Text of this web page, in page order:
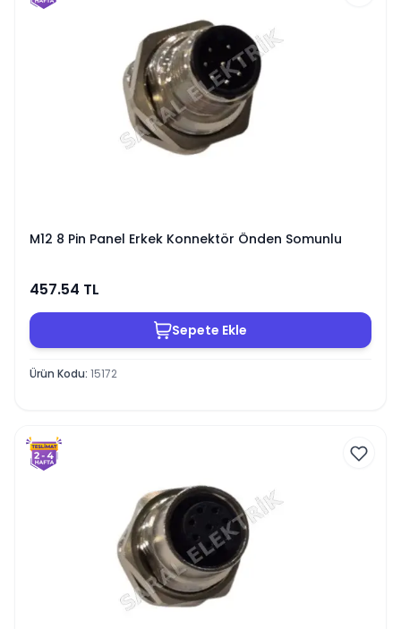
M12 8 Pin Panel Erkek Konnektör Önden Somunlu
457.54 TL
Sepete Ekle
Ürün Kodu: 15172